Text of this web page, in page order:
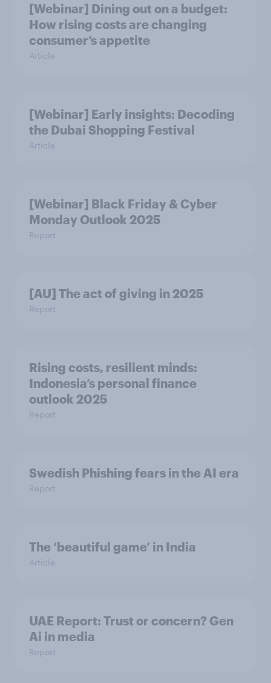
[Webinar] Dining out on a budget:
How rising costs are changing
consumer’s appetite
Article
[Webinar] Early insights: Decoding
the Dubai Shopping Festival
Article
[Webinar] Black Friday & Cyber
Monday Outlook 2025
Report
[AU] The act of giving in 2025
Report
Rising costs, resilient minds:
Indonesia’s personal finance
outlook 2025
Report
Swedish Phishing fears in the AI era
Report
The ‘beautiful game’ in India
Article
UAE Report: Trust or concern? Gen
Ai in media
Report